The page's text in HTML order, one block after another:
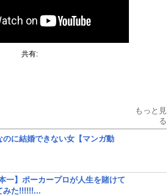
共有:
もっと見
る
のに結婚できない女【マンガ動
一】ポーカープロが人生を賭けて
みた!!!!!!...